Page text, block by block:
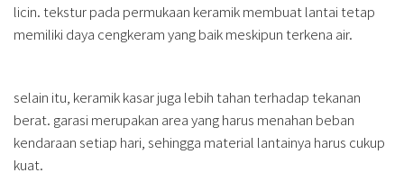
licin. tekstur pada permukaan keramik membuat lantai tetap
memiliki daya cengkeram yang baik meskipun terkena air.
selain itu, keramik kasar juga lebih tahan terhadap tekanan
berat. garasi merupakan area yang harus menahan beban
kendaraan setiap hari, sehingga material lantainya harus cukup
kuat.